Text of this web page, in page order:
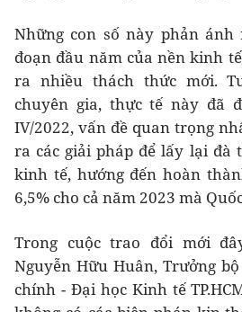
Những con số này phản
đoạn đầu năm của nền kinh
ra nhiều thách thức mới.
chuyên gia, thực tế này đã
IV/2022, vấn đề quan trọng
ra các giải pháp để lấy lại đà
kinh tế, hướng đến hoàn
6,5% cho cả năm 2023 mà
Trong cuộc trao đổi mới
Nguyễn Hữu Huân, Trưởng
chính - Đại học Kinh tế